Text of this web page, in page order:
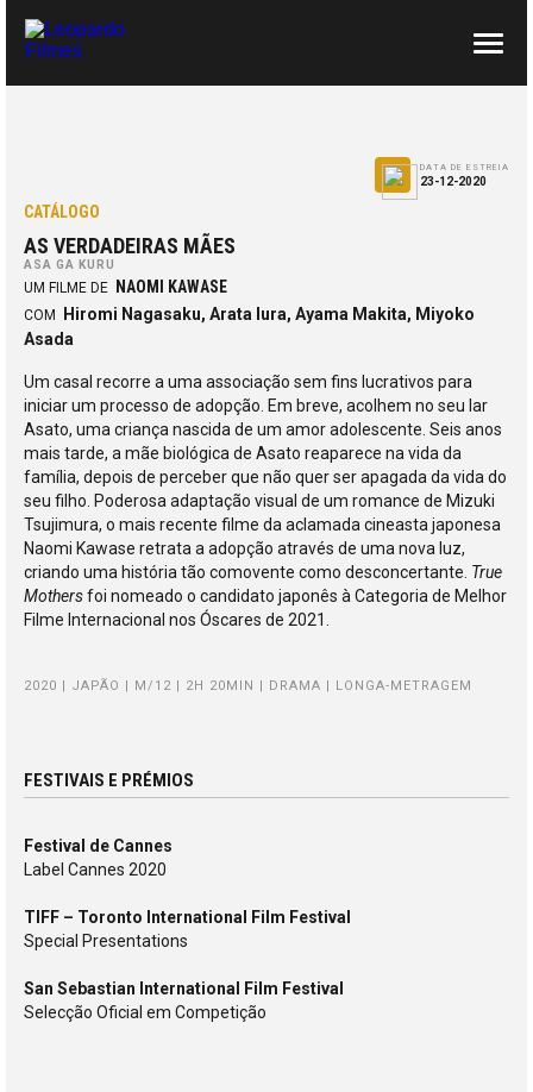
SOBRE NÓS
CONTACTOS
CATÁLOGO
AS VERDADEIRAS MÃES
ASA GA KURU
DATA DE ESTREIA
23-12-2020
UM FILME DE NAOMI KAWASE
COM
Hiromi Nagasaku, Arata Iura, Ayama Makita, Miyoko
Asada
Um casal recorre a uma associação sem fins lucrativos para
iniciar um processo de adopção. Em breve, acolhem no seu lar
Asato, uma criança nascida de um amor adolescente. Seis anos
mais tarde, a mãe biológica de Asato reaparece na vida da
família, depois de perceber que não quer ser apagada da vida do
seu filho. Poderosa adaptação visual de um romance de Mizuki
Tsujimura, o mais recente filme da aclamada cineasta japonesa
Naomi Kawase retrata a adopção através de uma nova luz,
criando uma história tão comovente como desconcertante. True
Mothersfoi nomeado o candidato japonês à Categoria de Melhor
Filme Internacional nos Óscares de 2021.
2020 | JAPÃO | M/12 | 2H 20MIN | DRAMA | LONGA-METRAGEM
FESTIVAIS E PRÉMIOS
Festival de Cannes
Label Cannes 2020
TIFF – Toronto International Film Festival
Special Presentations
San Sebastian International Film Festival
Selecção Oficial em Competição